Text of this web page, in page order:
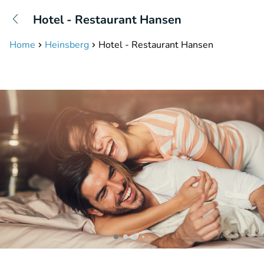
Bereikbaar tot 23:00 uur
Hotel - Restaurant Hansen
Home Heinsberg Hotel - Restaurant Hansen